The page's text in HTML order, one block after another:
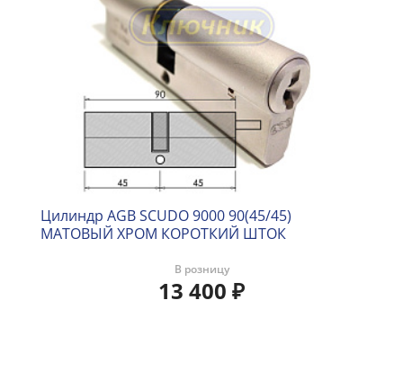
Цилиндр AGB SCUDO 9000 90(45/45)
МАТОВЫЙ ХРОМ КОРОТКИЙ ШТОК
В розницу
13 400 ₽